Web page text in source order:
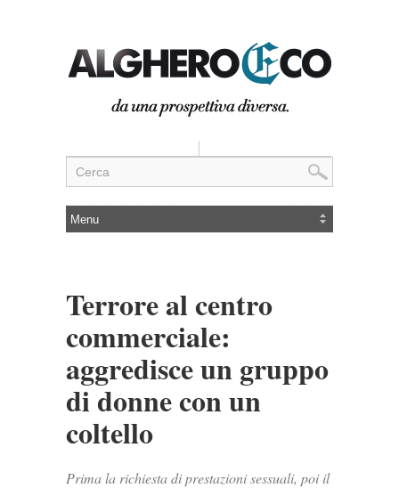
Terrore al centro
commerciale:
aggredisce un gruppo
di donne con un
coltello
Prima la richiesta di prestazioni sessuali, poi il